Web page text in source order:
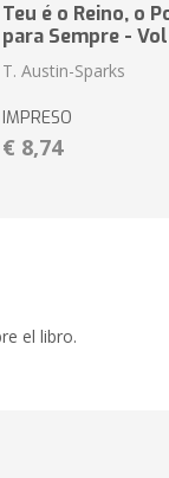
Teu é o Reino, o
para Sempre -
T. Austin-Sparks
IMPRESO
€ 8,74
el libro.